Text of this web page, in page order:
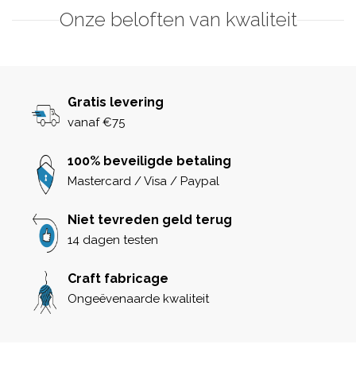
Onze beloften van kwaliteit
Gratis levering
vanaf €75
100% beveiligde betaling
Mastercard / Visa / Paypal
Niet tevreden geld terug
14 dagen testen
Craft fabricage
Ongeëvenaarde kwaliteit